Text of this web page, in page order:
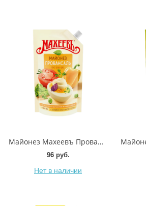
Майонез Махеевъ Провансаль 50.5% 380мл
96 руб.
Нет в наличии